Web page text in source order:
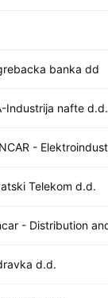
banka dd
Industrija nafte d.d.
Telekom d.d.
d.d.